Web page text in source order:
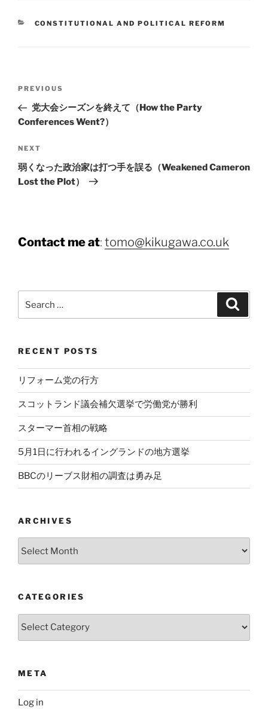
CATEGORIES
CONSTITUTIONAL AND POLITICAL REFORM
Previous
Post
PREVIOUS
党大会シーズンを終えて（How the Party
Conferences Went?）
Next
Post
NEXT
弱くなった政治家は打つ手を誤る（Weakened Cameron
Lost the Plot）
Contact me at: tomo@kikugawa.co.uk
for:
RECENT POSTS
リフォーム党の行方
スコットランド議会補欠選挙で労働党が勝利
スターマー首相の戦略
5月1日に行われるイングランドの地方選挙
BBCのリーブス財相の調査は勇み足
ARCHIVES
CATEGORIES
Categories
META
Log in